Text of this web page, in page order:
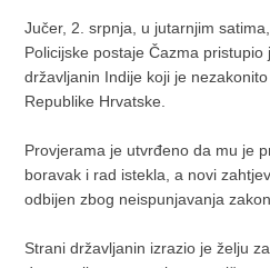
Jučer, 2. srpnja, u jutarnjim
Policijske postaje Čazma
državljanin Indije koji je
Republike Hrvatske.
Provjerama je utvrđeno da mu je
boravak i rad istekla, a novi
odbijen zbog neispunjavanja
Strani državljanin izrazio je želju